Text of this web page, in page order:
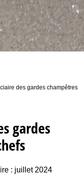
des gardes champêtres
gardes
: juillet 2024